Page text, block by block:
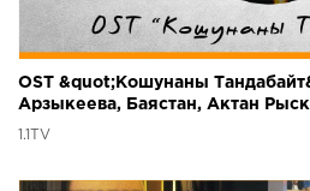
OST &quot;Кошунаны
Арзыкеева, Баястан, Актан
1.1TV